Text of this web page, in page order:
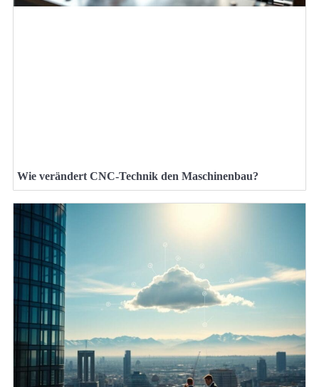
Wie verändert CNC-Technik den Maschinenbau?